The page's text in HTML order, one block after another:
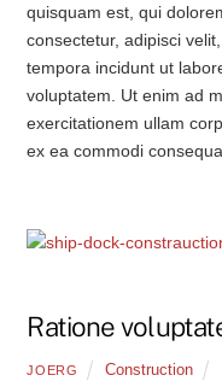
quisquam est, qui
consectetur, adipisci
tempora incidunt ut
voluptatem. Ut enim ad
exercitationem ullam
ex ea commodi
Ratione
JOERG Construction